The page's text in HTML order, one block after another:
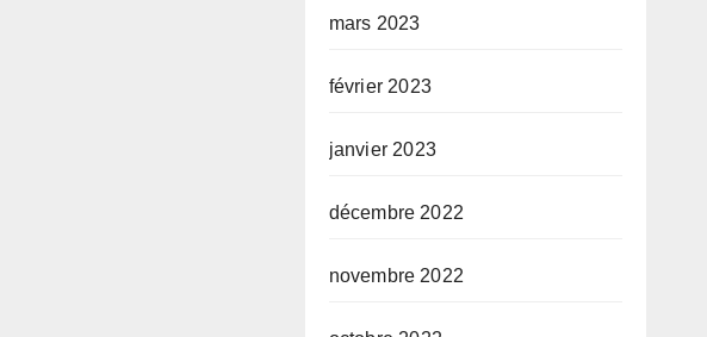
mars 2023
février 2023
janvier 2023
décembre 2022
novembre 2022